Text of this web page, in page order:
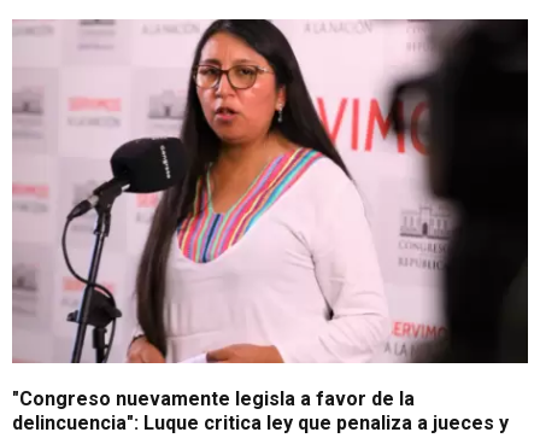
Muestra rechazo
"Congreso nuevamente legisla a favor de la
delincuencia": Luque critica ley que penaliza a jueces y